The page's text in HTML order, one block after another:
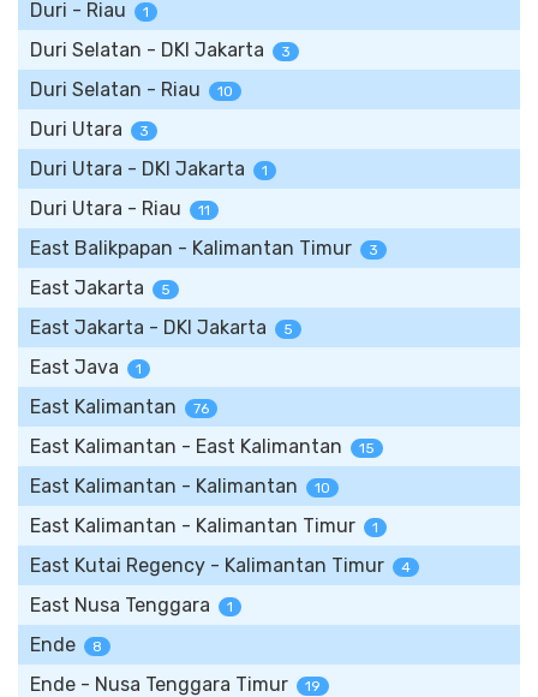
Duri - Riau 1
Duri Selatan - DKI Jakarta 3
Duri Selatan - Riau 10
Duri Utara 3
Duri Utara - DKI Jakarta 1
Duri Utara - Riau 11
East Balikpapan - Kalimantan Timur 3
East Jakarta 5
East Jakarta - DKI Jakarta 5
East Java 1
East Kalimantan 76
East Kalimantan - East Kalimantan 15
East Kalimantan - Kalimantan 10
East Kalimantan - Kalimantan Timur 1
East Kutai Regency - Kalimantan Timur 4
East Nusa Tenggara 1
Ende 8
Ende - Nusa Tenggara Timur 19